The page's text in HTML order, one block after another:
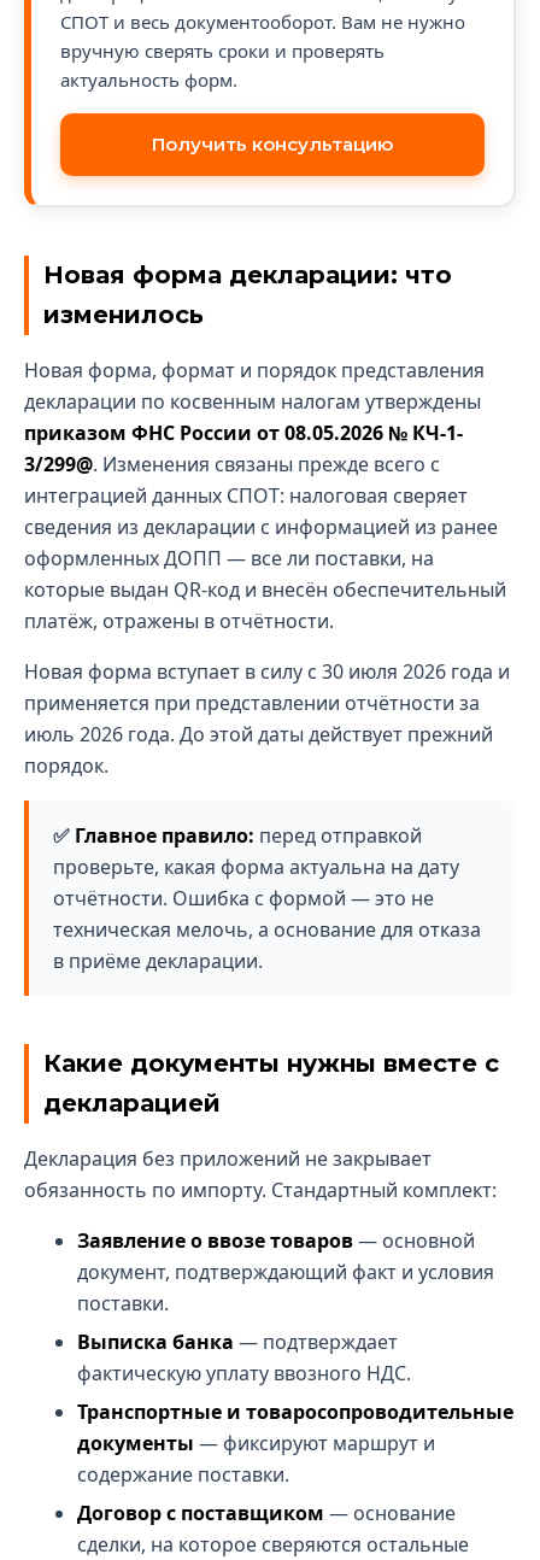
СПОТ и весь документооборот. Вам не нужно
вручную сверять сроки и проверять
актуальность форм.
Получить консультацию
Новая форма декларации: что
изменилось
Новая форма, формат и порядок представления
декларации по косвенным налогам утверждены
приказом ФНС России от 08.05.2026 № КЧ-1-
3/299@. Изменения связаны прежде всего с
интеграцией данных СПОТ: налоговая сверяет
сведения из декларации с информацией из ранее
оформленных ДОПП — все ли поставки, на
которые выдан QR-код и внесён обеспечительный
платёж, отражены в отчётности.
Новая форма вступает в силу с 30 июля 2026 года и
применяется при представлении отчётности за
июль 2026 года. До этой даты действует прежний
порядок.
Главное правило: перед отправкой
проверьте, какая форма актуальна на дату
отчётности. Ошибка с формой — это не
техническая мелочь, а основание для отказа
в приёме декларации.
Какие документы нужны вместе с
декларацией
Декларация без приложений не закрывает
обязанность по импорту. Стандартный комплект:
Заявление о ввозе товаров— основной
документ, подтверждающий факт и условия
поставки.
Выписка банка — подтверждает
фактическую уплату ввозного НДС.
Транспортные и товаросопроводительные
документы — фиксируют маршрут и
содержание поставки.
Договор с поставщиком — основание
сделки, на которое сверяются остальные